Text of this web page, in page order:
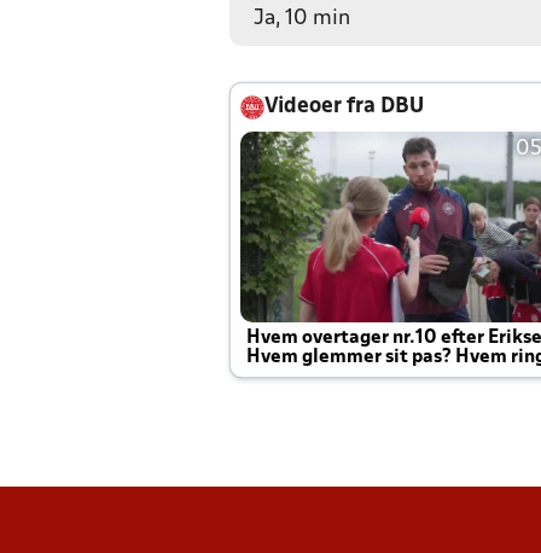
Ja, 10 min
Videoer fra DBU
Hvem overtager nr.10 efter
Hvem glemmer sit pas? Hvem
Joachim altid til efter kampe?